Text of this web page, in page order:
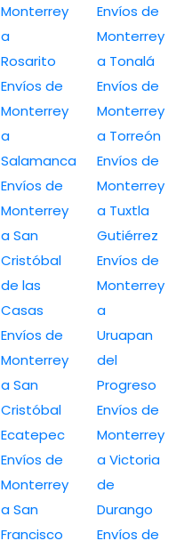
Monterrey
a
Rosarito
Envíos de
Monterrey
a
Salamanca
Envíos de
Monterrey
a San
Cristóbal
de las
Casas
Envíos de
Monterrey
a San
Cristóbal
Ecatepec
Envíos de
Monterrey
a San
Francisco
Envíos de
Monterrey
a Tonalá
Envíos de
Monterrey
a Torreón
Envíos de
Monterrey
a Tuxtla
Gutiérrez
Envíos de
Monterrey
a
Uruapan
del
Progreso
Envíos de
Monterrey
a Victoria
de
Durango
Envíos de